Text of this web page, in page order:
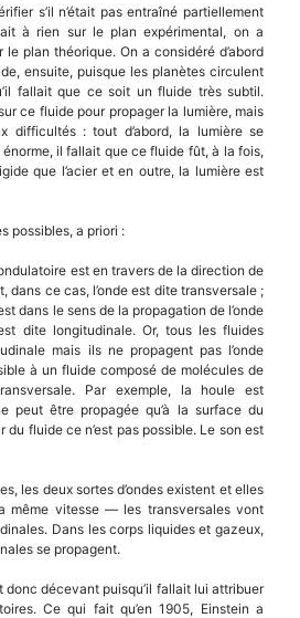
s’il n’était pas entraîné partiellement
à rien sur le plan expérimental, on a
plan théorique. On a considéré d’abord
ensuite, puisque les planètes circulent
fallait que ce soit un fluide très subtil.
ce fluide pour propager la lumière, mais
difficultés : tout d’abord, la lumière se
il fallait que ce fluide fût, à la fois,
que l’acier et en outre, la lumière est
possibles, a priori :
est en travers de la direction de
dans ce cas, l’onde est dite transversale ;
dans le sens de la propagation de l’onde
dite longitudinale. Or, tous les fluides
mais ils ne propagent pas l’onde
à un fluide composé de molécules de
Par exemple, la houle est
peut être propagée qu’à la surface du
du fluide ce n’est pas possible. Le son est
les deux sortes d’ondes existent et elles
même vitesse — les transversales vont
Dans les corps liquides et gazeux,
se propagent.
donc décevant puisqu’il fallait lui attribuer
Ce qui fait qu’en 1905, Einstein a